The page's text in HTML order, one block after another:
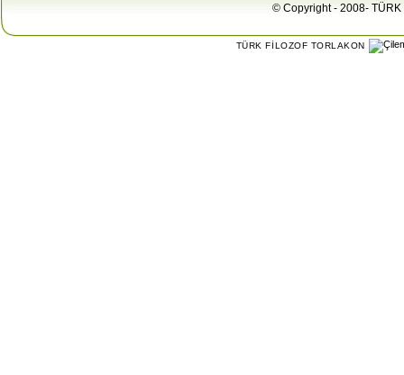
© Copyright - 2008- TÜRK
TÜRK FİLOZOF TORLAKON